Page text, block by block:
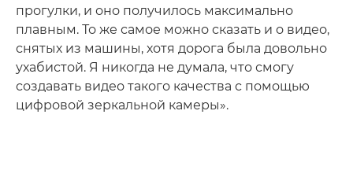
прогулки, и оно получилось максимально
плавным. То же самое можно сказать и о видео,
снятых из машины, хотя дорога была довольно
ухабистой. Я никогда не думала, что смогу
создавать видео такого качества с помощью
цифровой зеркальной камеры».